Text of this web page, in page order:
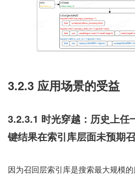
3.2.3 应用场景的受益
3.2.3.1 时光穿越：历史上
键结果在索引库层面未预期
因为召回层索引库是搜索最大规模